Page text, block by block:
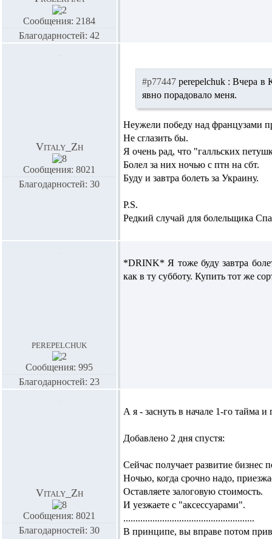
Сообщения: 2184
Благодарностей: 42
Vitaly_Zh
Сообщения: 8021
Благодарностей: 30
#p77447 perepelchuk : Вчера в
явно порадовало меня.
Неужели победу над французами
Не сглазить бы.
Я очень рад, что "галльских
Болел за них ночью с птн на сбт.
Буду и завтра болеть за Украину.
P.S.
Редкий случай для болельщика
perepelchuk
Сообщения: 995
Благодарностей: 23
*DRINK* Я тоже буду завтра
как в ту субботу. Купить тот же
Vitaly_Zh
Сообщения: 8021
Благодарностей: 30
А я - заснуть в начале 1-го тайма
Добавлено 2 дня спустя:
Сейчас получает развитие бизнес
Ночью, когда срочно надо,
Оставляете залоговую стоимость.
И уезжаете с "аксессуарами".
......................................................
В принципе, вы вправе потом